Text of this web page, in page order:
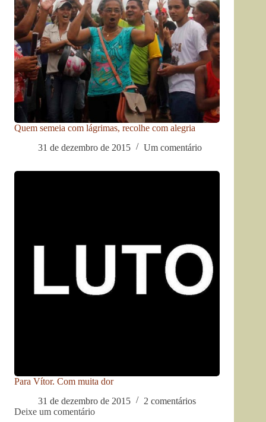
Quem semeia com lágrimas, recolhe com alegria
31 de dezembro de 2015
Um comentário
Para Vítor. Com muita dor
31 de dezembro de 2015
2 comentários
Deixe um comentário